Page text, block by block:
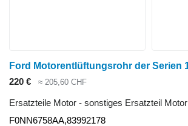
220 € ≈ 205,60 CHF
Ersatzteile Motor - sonstiges Ersatzteil Motor
F0NN6758AA,83992178